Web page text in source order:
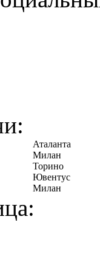
Аталанта
Милан
Торино
Ювентус
Милан